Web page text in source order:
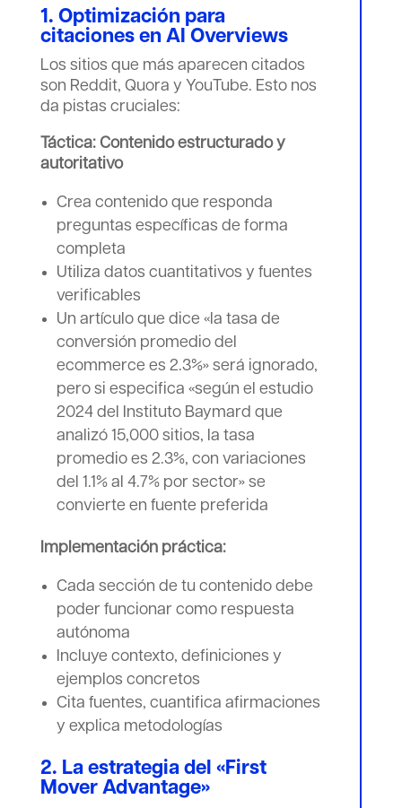
1. Optimización para
citaciones en AI Overviews
Los sitios que más aparecen citados
son Reddit, Quora y YouTube. Esto nos
da pistas cruciales:
Táctica: Contenido estructurado y
autoritativo
Crea contenido que responda
preguntas específicas de forma
completa
Utiliza datos cuantitativos y fuentes
verificables
Un artículo que dice «la tasa de
conversión promedio del
ecommerce es 2.3%» será ignorado,
pero si especifica «según el estudio
2024 del Instituto Baymard que
analizó 15,000 sitios, la tasa
promedio es 2.3%, con variaciones
del 1.1% al 4.7% por sector» se
convierte en fuente preferida
Implementación práctica:
Cada sección de tu contenido debe
poder funcionar como respuesta
autónoma
Incluye contexto, definiciones y
ejemplos concretos
Cita fuentes, cuantifica afirmaciones
y explica metodologías
2. La estrategia del «First
Mover Advantage»